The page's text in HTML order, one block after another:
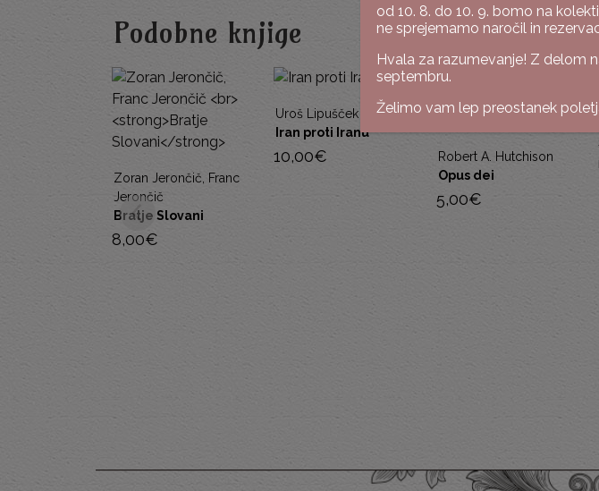
Podobne knjige
Zoran Jerončič, Franc
Jerončič
Bratje Slovani
8,00€
Uroš Lipušček
Iran proti Iranu
10,00€
Robert A. Hutchison
Opus dei
5,00€
od 10. 8. do 10. 9. bomo na
ne sprejemamo naročil in
Hvala za razumevanje! Z delom
septembru.
Želimo vam lep preostanek